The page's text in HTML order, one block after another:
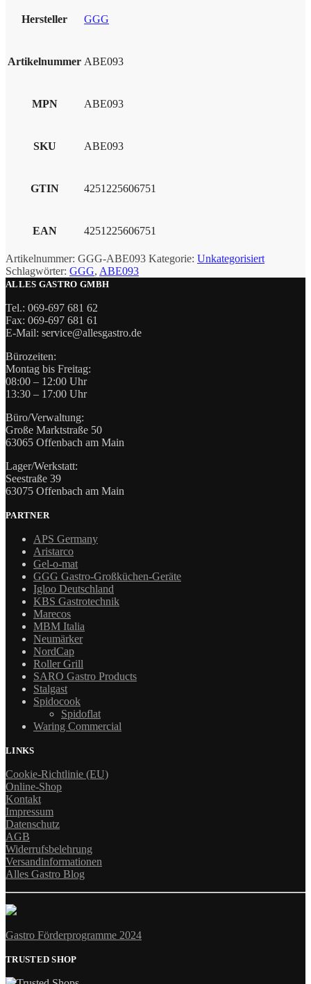
Hersteller GGG
Artikelnummer ABE093
MPN ABE093
SKU ABE093
GTIN 4251225606751
EAN 4251225606751
Artikelnummer: GGG-ABE093 Kategorie: Unkategorisiert
Schlagwörter: GGG, ABE093
ALLES GASTRO GMBH
Tel.: 069-697 681 62
Fax: 069-697 681 61
E-Mail: service@allesgastro.de
Bürozeiten:
Montag bis Freitag:
08:00 – 12:00 Uhr
13:30 – 17:00 Uhr
Büro/Verwaltung:
Große Marktstraße 50
63065 Offenbach am Main
Lager/Werkstatt:
Seestraße 39
63075 Offenbach am Main
PARTNER
APS Germany
Aristarco
Gel-o-mat
GGG Gastro-Großküchen-Geräte
Igloo Deutschland
KBS Gastrotechnik
Marecos
MBM Italia
Neumärker
NordCap
Roller Grill
SARO Gastro Products
Stalgast
Spidocook
Spidoflat
Waring Commercial
LINKS
Cookie-Richtlinie (EU)
Online-Shop
Kontakt
Impressum
Datenschutz
AGB
Widerrufsbelehrung
Versandinformationen
Alles Gastro Blog
Gastro Förderprogramme 2024
TRUSTED SHOP